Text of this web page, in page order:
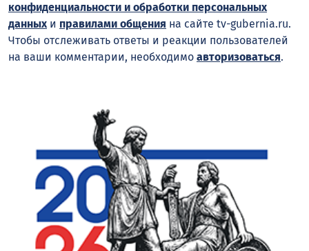
конфиденциальности и обработки персональных
данныхи правилами общения на сайте tv-gubernia.ru.
Чтобы отслеживать ответы и реакции пользователей
на ваши комментарии, необходимо авторизоваться.